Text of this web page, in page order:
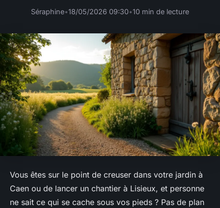
Séraphine•18/05/2026 09:30•10 min de lecture
Vous êtes sur le point de creuser dans votre jardin à
Caen ou de lancer un chantier à Lisieux, et personne
ne sait ce qui se cache sous vos pieds ? Pas de plan